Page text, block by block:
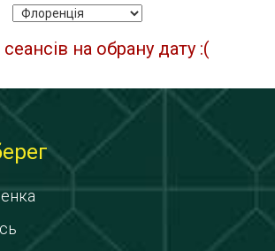
на обрану дату :(